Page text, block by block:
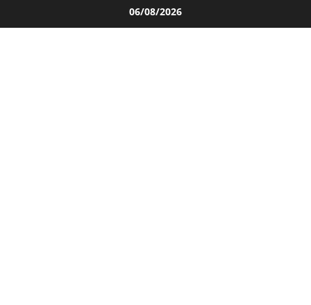
al
06/08/2026